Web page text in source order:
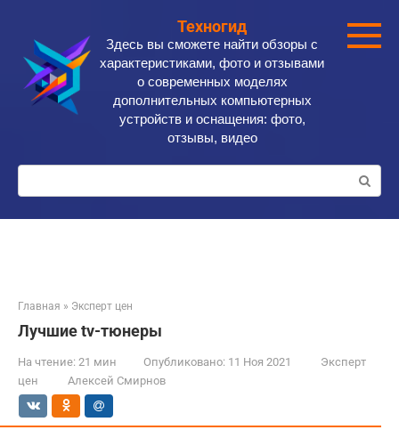
контенту
Техногид
Здесь вы сможете найти обзоры с
характеристиками, фото и отзывами
о современных моделях
дополнительных компьютерных
устройств и оснащения: фото,
отзывы, видео
Поиск:
Главная » Эксперт цен
Лучшие tv-тюнеры
На чтение: 21 мин Опубликовано: 11 Ноя 2021
Эксперт
цен
Алексей Смирнов